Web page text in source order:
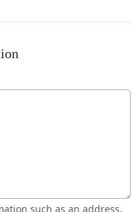
such as an address,